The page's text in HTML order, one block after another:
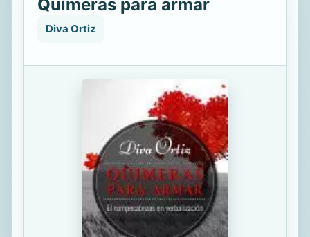
Quimeras para armar
Diva Ortiz